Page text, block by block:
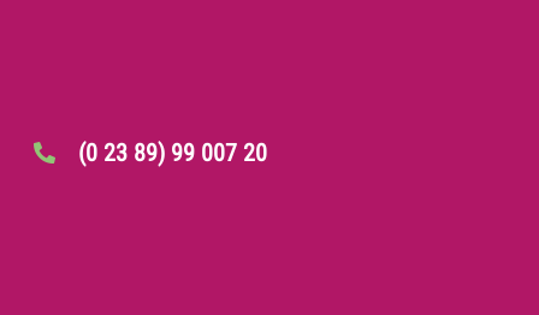
(0 23 89) 99 007 20